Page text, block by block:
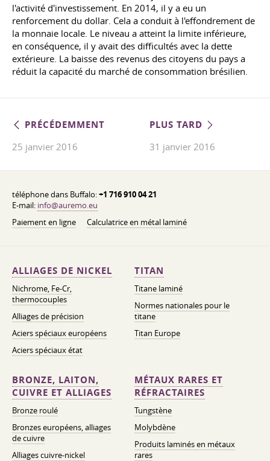
l'activité d'investissement. En 2014, il y a eu un
renforcement du dollar. Cela a conduit à l'effondrement de
la monnaie locale. Le niveau a atteint la limite inférieure,
en conséquence, il y avait des difficultés avec la dette
extérieure. La baisse des revenus des citoyens du pays a
réduit la capacité du marché de consommation brésilien.
PRÉCÉDEMMENT
25 janvier 2016
PLUS TARD
31 janvier 2016
téléphone dans Buffalo:+1 716 910 04 21
E-mail: info@auremo.eu
Paiement en ligne
Calculatrice en métal laminé
ALLIAGES DE NICKEL
Nichrome, Fe-Cr,
thermocouples
Alliages de précision
Aciers spéciaux européens
Aciers spéciaux état
TITAN
Titane laminé
Normes nationales pour le
titane
Titan Europe
BRONZE, LAITON,
CUIVRE ET ALLIAGES
Bronze roulé
Bronzes européens, alliages
de cuivre
Alliages cuivre-nickel
MÉTAUX RARES ET
RÉFRACTAIRES
Tungstène
Molybdène
Produits laminés en métaux
rares